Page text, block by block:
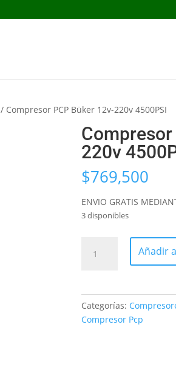
/ Compresor PCP Büker 12v-220v 4500PSI
220v
$769,500
ENVIO GRATIS
3 disponibles
PCP
4500PSI
cantidad
Añadir
Categorías:
Compresor Pcp